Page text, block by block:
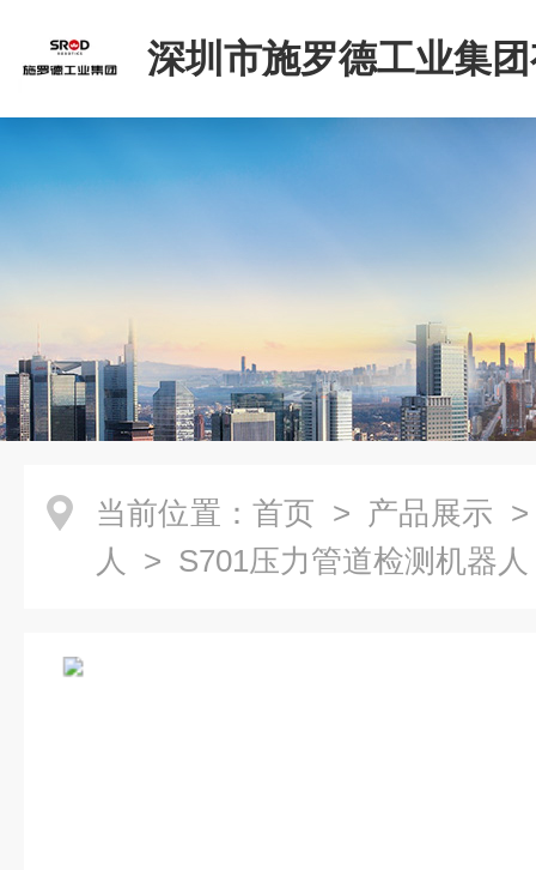
深圳市施罗德工业集
司
当前位置： 首页 > 产品展示
人
> S701压力管道检测机器人